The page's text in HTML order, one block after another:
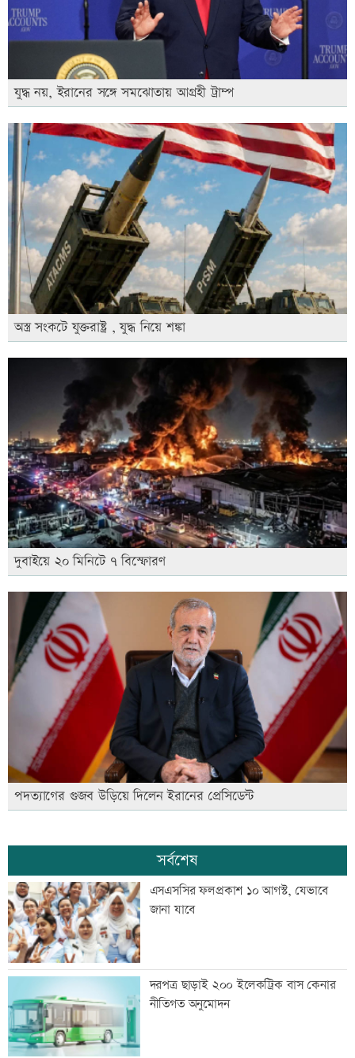
যুদ্ধ নয়, ইরানের সঙ্গে সমঝোতায় আগ্রহী ট্রাম্প
অস্ত্র সংকটে যুক্তরাষ্ট্র , যুদ্ধ নিয়ে শঙ্কা
দুবাইয়ে ২০ মিনিটে ৭ বিস্ফোরণ
পদত্যাগের গুজব উড়িয়ে দিলেন ইরানের প্রেসিডেন্ট
সর্বশেষ
এসএসসির ফলপ্রকাশ ১০ আগস্ট, যেভাবে
জানা যাবে
দরপত্র ছাড়াই ২০০ ইলেকট্রিক বাস কেনার
নীতিগত অনুমোদন